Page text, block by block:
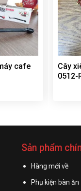
cafe
Cây
0512-
Sản phẩm
Hàng mới về
Phụ kiện bàn ăn